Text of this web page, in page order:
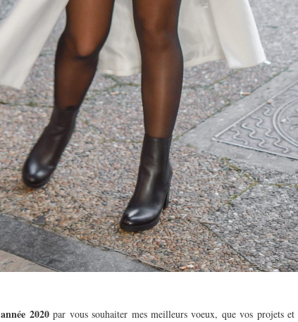
année 2020par vous souhaiter mes meilleurs voeux, que vos projets et